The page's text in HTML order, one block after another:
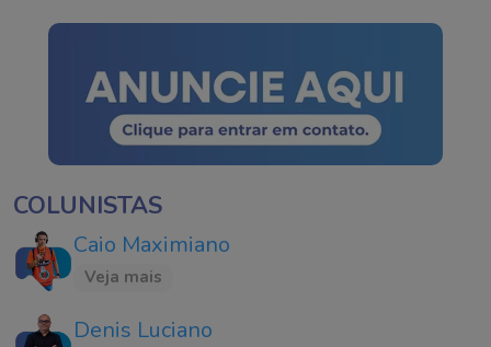
COLUNISTAS
Caio Maximiano
Veja mais
Denis Luciano